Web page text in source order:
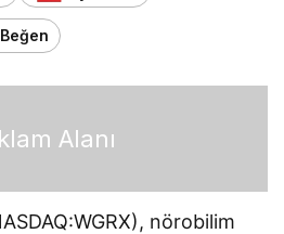
Beğen
Alanı
nörobilim